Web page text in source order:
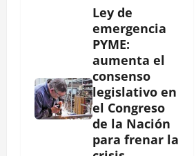
Ley de
emergencia
PYME:
aumenta el
consenso
legislativo en
el Congreso
de la Nación
para frenar la